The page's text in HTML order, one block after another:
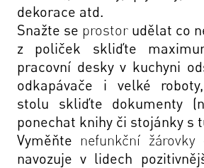
dekorace atd.
Snažte se prostor udělat co
z poliček skliďte
pracovní desky v kuchyni
odkapávače i velké
stolu skliďte dokumenty
ponechat knihy či stojánky s
Vyměňte nefunkční žárovky
navozuje v lidech